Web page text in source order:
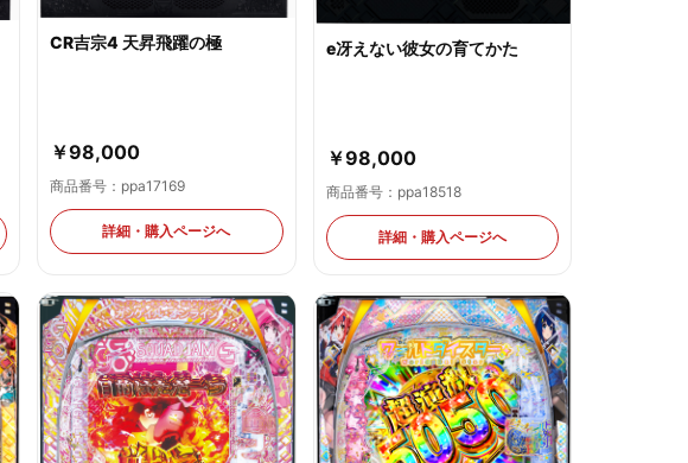
CR吉宗4 天昇飛躍の極
￥98,000
商品番号：ppa17169
詳細・購入ページへ
e冴えない彼女の育てかた
￥98,000
商品番号：ppa18518
詳細・購入ページへ